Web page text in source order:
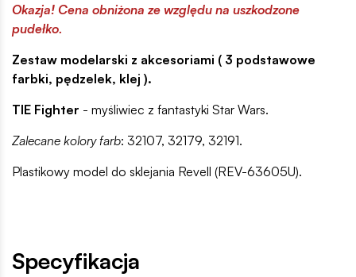
Okazja! Cena obniżona ze względu na uszkodzone
pudełko.
Zestaw modelarski z akcesoriami ( 3 podstawowe
farbki, pędzelek, klej ).
TIE Fighter - myśliwiec z fantastyki Star Wars.
Zalecane kolory farb: 32107, 32179, 32191.
Plastikowy model do sklejania Revell (REV-63605U).
Specyfikacja